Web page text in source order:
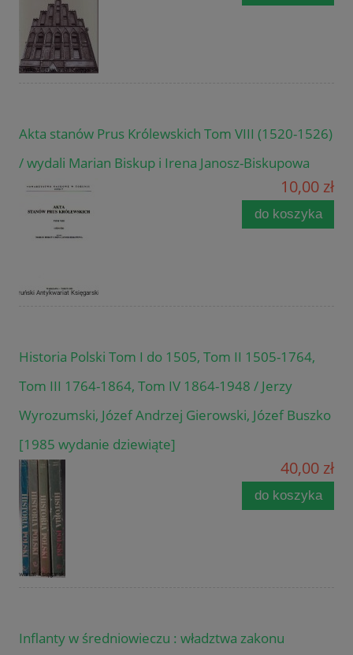
Akta stanów Prus Królewskich Tom VIII (1520-1526)
/ wydali Marian Biskup i Irena Janosz-Biskupowa
10,00 zł
do koszyka
Historia Polski Tom I do 1505, Tom II 1505-1764,
Tom III 1764-1864, Tom IV 1864-1948 / Jerzy
Wyrozumski, Józef Andrzej Gierowski, Józef Buszko
[1985 wydanie dziewiąte]
40,00 zł
do koszyka
Inflanty w średniowieczu : władztwa zakonu